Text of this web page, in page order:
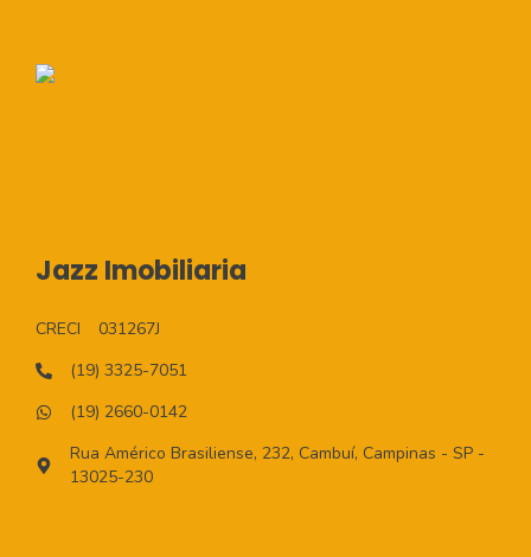
Jazz Imobiliaria
CRECI
031267J
(19) 3325-7051
(19) 2660-0142
Rua Américo Brasiliense, 232, Cambuí, Campinas - SP -
13025-230